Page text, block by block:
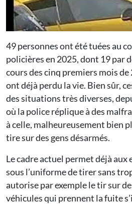
49 personnes ont été tuées au
policières en 2025, dont 19 par
cours des cinq premiers mois de
ont déjà perdu la vie. Bien sûr,
des situations très diverses,
où la police réplique à des
à celle, malheureusement bien
tire sur des gens désarmés.
Le cadre actuel permet déjà aux
sous l’uniforme de tirer sans
autorise par exemple le tir sur
véhicules qui prennent la fuite